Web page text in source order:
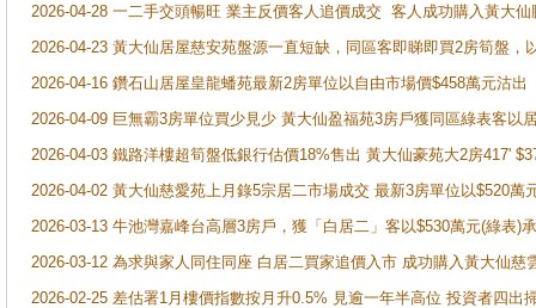
2026-04-28 一二手交頭暢旺 業主反價客人追價成交 客人成功購入黃大
2026-04-23 黃大仙居屋慈安苑盤源一直短缺，同區客即睇即買2房筍盤，
2026-04-16 鑽石山居屋皇龍蟠苑最新2房單位以自由市場價$458萬元沽出
2026-04-09 巨無霸3房單位買少見少 黃大仙盈福苑3房戶獲同區綠表客以
2026-04-03 鐵路洋樓超筍盤低銀行估價18%售出 黃大仙豪苑大2房417'
2026-04-02 黃大仙慈愛苑上月錄5宗居二市場成交 最新3房單位以$520萬
2026-03-13 牛池灣嘉峰台高層3房戶，獲「白居二」客以$530萬元(綠表)
2026-03-12 為求與家人同住同座 白居二買家追價入市 成功購入黃大仙
2026-02-25 差估署1月樓價指數按月升0.5% 見逾一年半高位 投資者四